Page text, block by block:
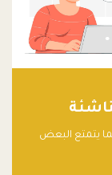
يتمتع البعض